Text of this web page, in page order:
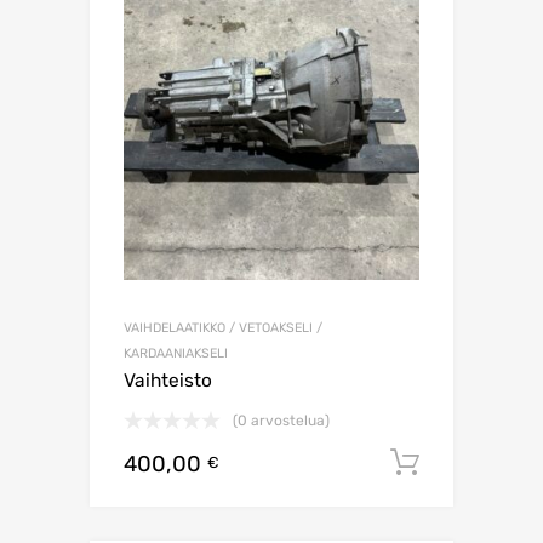
VAIHDELAATIKKO / VETOAKSELI /
KARDAANIAKSELI
Vaihteisto
(0 arvostelua)
400,00 €